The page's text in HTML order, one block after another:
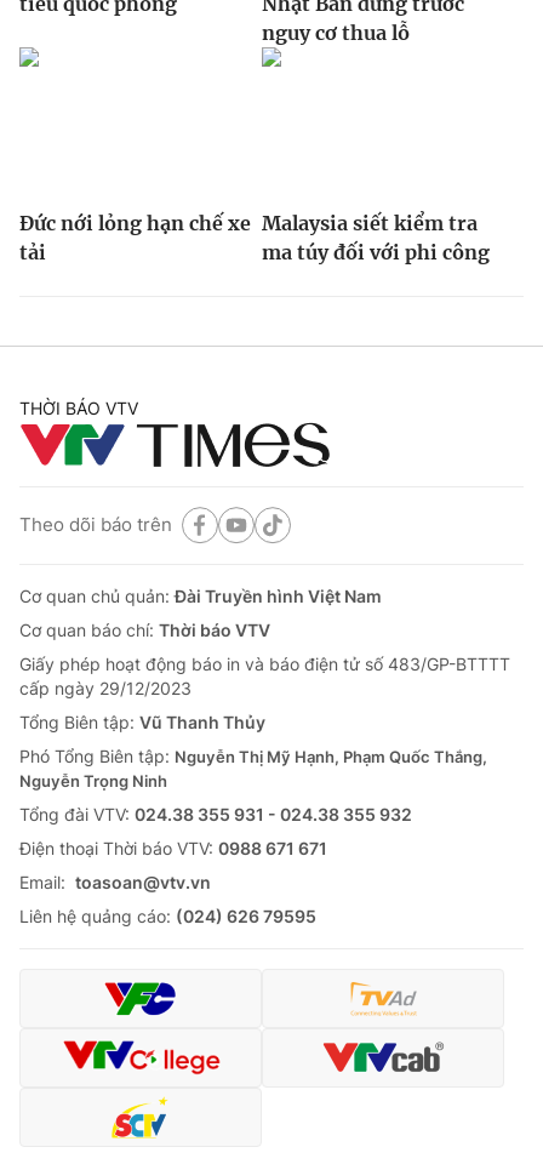
nguy cơ thua lỗ
Đức nới lỏng hạn chế xe
tải
Malaysia siết kiểm tra
ma túy đối với phi công
THỜI BÁO VTV
Theo dõi báo trên
Cơ quan chủ quản:Đài Truyền hình Việt Nam
Cơ quan báo chí: Thời báo VTV
Giấy phép hoạt động báo in và báo điện tử số 483/GP-BTTTT
cấp ngày 29/12/2023
Tổng Biên tập: Vũ Thanh Thủy
Phó Tổng Biên tập: Nguyễn Thị Mỹ Hạnh, Phạm Quốc Thắng,
Nguyễn Trọng Ninh
Tổng đài VTV: 024.38 355 931 - 024.38 355 932
Ðiện thoại Thời báo VTV: 0988 671 671
Email: toasoan@vtv.vn
Liên hệ quảng cáo: (024) 626 79595